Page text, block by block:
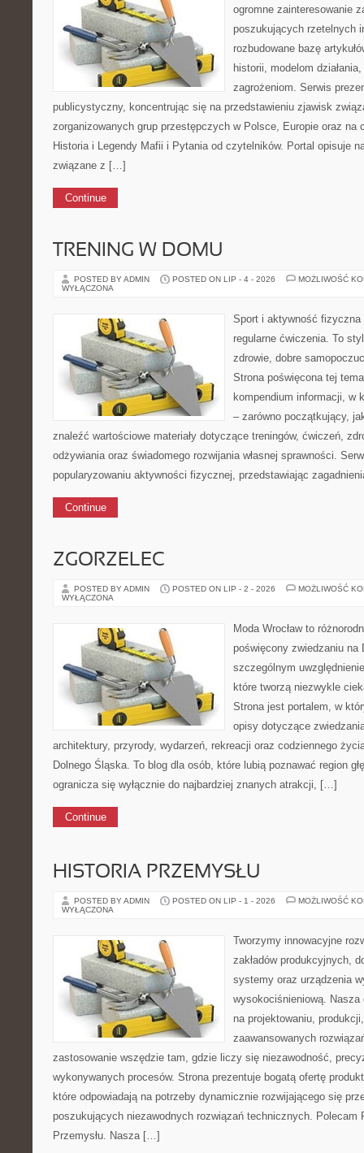
ogromne zainteresowanie
poszukujących rzetelnych
rozbudowane bazę
historii, modelom
zagrożeniom. Serwis
publicystyczny, koncentrując się na przedstawieniu zjawisk
zorganizowanych grup przestępczych w Polsce, Europie oraz na
Historia i Legendy Mafii i Pytania od czytelników. Portal opisuje
związane z […]
Continue
TRENING W DOMU
POSTED BY ADMIN POSTED ON LIP - 4 - 2026
MOŻLIWOŚĆ
WYŁĄCZONA
Sport i aktywność
regularne ćwiczenia. To
zdrowie, dobre
Strona poświęcona tej
kompendium informacji, w
– zarówno początkujący,
znaleźć wartościowe materiały dotyczące treningów, ćwiczeń,
odżywiania oraz świadomego rozwijania własnej sprawności.
popularyzowaniu aktywności fizycznej, przedstawiając
Continue
ZGORZELEC
POSTED BY ADMIN POSTED ON LIP - 2 - 2026
MOŻLIWOŚĆ
WYŁĄCZONA
Moda Wrocław to
poświęcony zwiedzaniu na
szczególnym
które tworzą niezwykle
Strona jest portalem, w
opisy dotyczące
architektury, przyrody, wydarzeń, rekreacji oraz codziennego
Dolnego Śląska. To blog dla osób, które lubią poznawać region
ogranicza się wyłącznie do najbardziej znanych atrakcji, […]
Continue
HISTORIA PRZEMYSŁU
POSTED BY ADMIN POSTED ON LIP - 1 - 2026
MOŻLIWOŚĆ
WYŁĄCZONA
Tworzymy innowacyjne
zakładów produkcyjnych,
systemy oraz urządzenia
wysokociśnieniową. Nasza
na projektowaniu,
zaawansowanych
zastosowanie wszędzie tam, gdzie liczy się niezawodność,
wykonywanych procesów. Strona prezentuje bogatą ofertę
które odpowiadają na potrzeby dynamicznie rozwijającego się
poszukujących niezawodnych rozwiązań technicznych. Polecam
Przemysłu. Nasza […]